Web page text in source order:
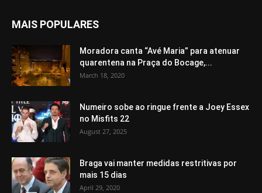
MAIS POPULARES
Moradora canta “Avé Maria” para atenuar
quarentena na Praça do Bocage,...
March 18, 2020
Numeiro sobe ao ringue frente a Joey Essex
no Misfits 22
August 27, 2025
Braga vai manter medidas restritivas por
mais 15 dias
April 29, 2020